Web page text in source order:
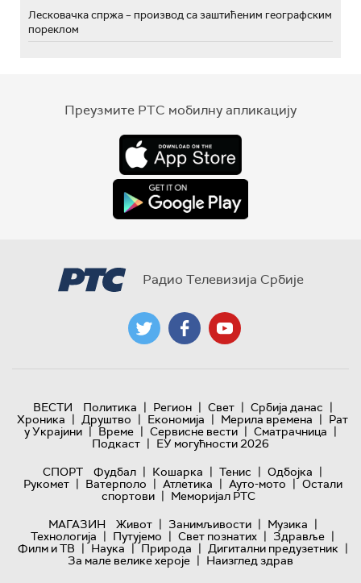
Лесковачка спржа – производ са заштићеним географским
пореклом
Преузмите РТС мобилну апликацију
Радио Телевизија Србије
ВЕСТИ Политика | Регион | Свет | Србија данас |
Хроника | Друштво | Економија | Мерила времена | Рат
у Украјини | Време | Сервисне вести | Сматрачница |
Подкаст | ЕУ могућности 2026
СПОРТ
Фудбал | Кошарка | Тенис | Одбојка |
Рукомет | Ватерполо | Атлетика | Ауто-мото | Остали
спортови | Меморијал РТС
МАГАЗИН
Живот | Занимљивости | Музика |
Технологијa | Путујемо | Свет познатих | Здравље |
Филм и ТВ | Наука | Природа | Дигитални предузетник |
За мале велике хероје | Наизглед здрав